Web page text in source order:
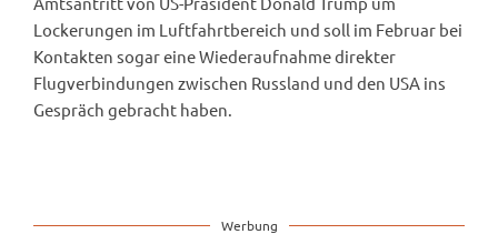
Lockerungen im Luftfahrtbereich und soll im Februar bei
Kontakten sogar eine Wiederaufnahme direkter
Flugverbindungen zwischen Russland und den USA ins
Gespräch gebracht haben.
Werbung